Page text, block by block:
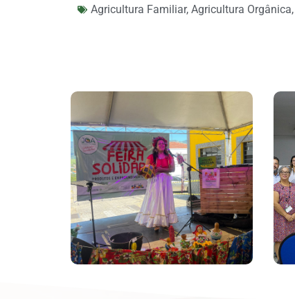
Agricultura Familiar, Agricultura Orgânica,
Feira De Produtos
Rurais E Economia
Solidária